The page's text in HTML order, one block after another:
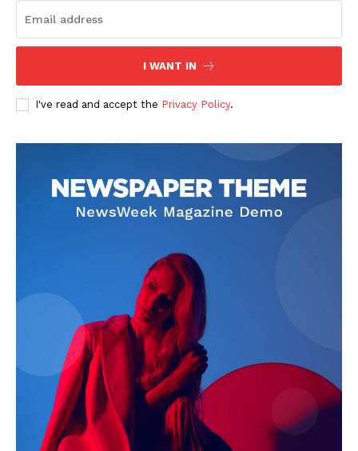
SUBSCRIBE NOW
Company
마이페이지
광고 및 제휴문의
구독자 의견
개인정보취급방침
청소년보호정책
I WANT IN
I've read and accept the Privacy Policy.